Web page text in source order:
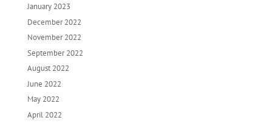
January 2023
December 2022
November 2022
September 2022
August 2022
June 2022
May 2022
April 2022